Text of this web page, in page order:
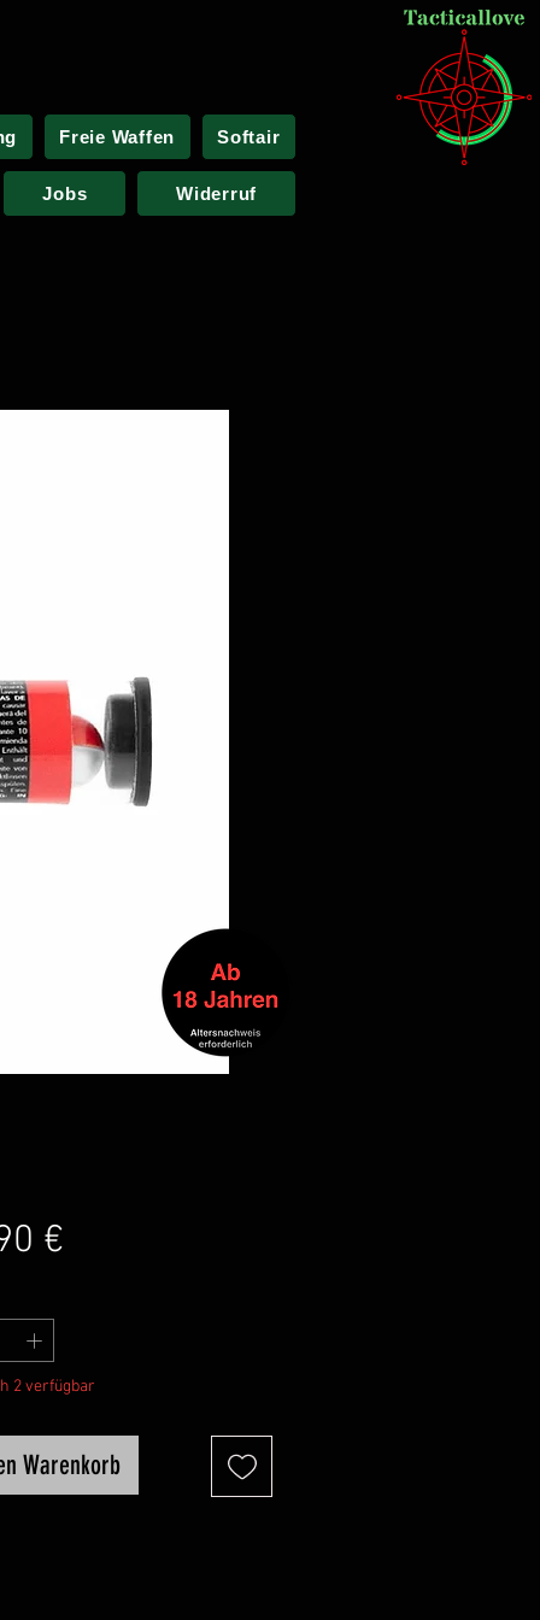
Freie Waffen Softair
Jobs Widerruf
€Preis
2 verfügbar
Warenkorb